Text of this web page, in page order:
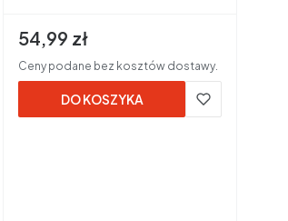
Cena brutto
54,99 zł
Ceny podane bez kosztów dostawy.
DO KOSZYKA